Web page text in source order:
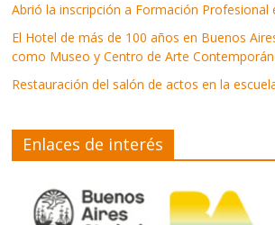
Abrió la inscripción a Formación Profesional
El Hotel de más de 100 años en Buenos
como Museo y Centro de Arte
Restauración del salón de actos en la
Enlaces de interés